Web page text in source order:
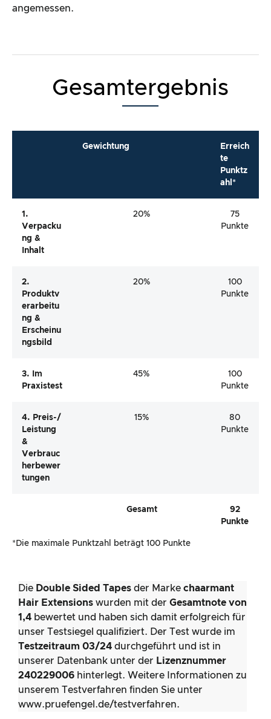
angemessen.
Gesamtergebnis
Gewichtung
Erreich
te
Punktz
ahl*
1.
Verpacku
Ng &
Inhalt
20%
75
Punkte
2.
Produktv
Erarbeitu
Ng &
Erscheinu
Ngsbild
20%
100
Punkte
3. Im
Praxistest
45%
100
Punkte
4. Preis-/
Leistung
&
Verbrauc
Herbewer
Tungen
15%
80
Punkte
Gesamt
92
Punkte
*Die maximale Punktzahl beträgt 100 Punkte
Die Double Sided Tapes der Marke chaarmant
Hair Extensions wurden mit der Gesamtnote von
1,4 bewertet und haben sich damit erfolgreich für
unser Testsiegel qualifiziert. Der Test wurde im
Testzeitraum 03/24 durchgeführt und ist in
unserer Datenbank unter der Lizenznummer
240229006 hinterlegt. Weitere Informationen zu
unserem Testverfahren finden Sie unter
www.pruefengel.de/testverfahren.